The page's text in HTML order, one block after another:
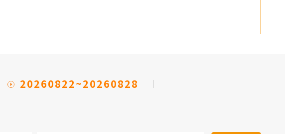
20260822~20260828